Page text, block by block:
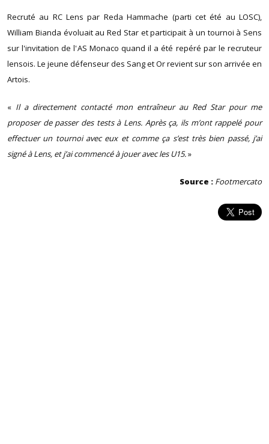
Recruté au RC Lens par Reda Hammache (parti cet été au LOSC),
William Bianda évoluait au Red Star et participait à un tournoi à Sens
sur l'invitation de l'AS Monaco quand il a été repéré par le recruteur
lensois. Le jeune défenseur des Sang et Or revient sur son arrivée en
Artois.
« Il a directement contacté mon entraîneur au Red Star pour me
proposer de passer des tests à Lens. Après ça, ils m’ont rappelé pour
effectuer un tournoi avec eux et comme ça s’est très bien passé, j’ai
signé à Lens, et j’ai commencé à jouer avec les U15.»
Source : Footmercato